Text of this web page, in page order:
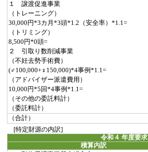
１ 譲渡促進事業
（トレーニング）
30,000円*3カ月*3頭*1.2（安全率）*1.1=
（トリミング）
8,500円*0頭=
２ 引取り数削減事業
（不妊去勢手術費）
(♂100,000+♀150,000)*4事例*1.1=
（アドバイザー派遣費用）
10,000円*5回*4事例*1.1=
（その他の委託料計）
（委託料計）
（合計）
[特定財源の内訳]
令和４ 年度要求
積算内訳